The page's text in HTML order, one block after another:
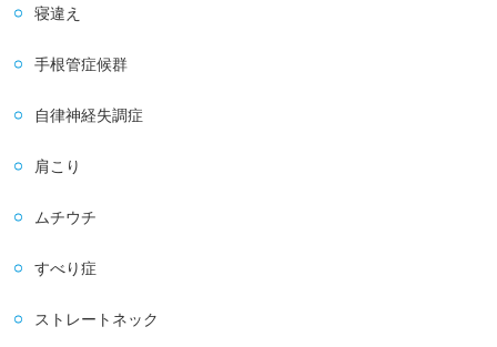
寝違え
手根管症候群
自律神経失調症
肩こり
ムチウチ
すべり症
ストレートネック